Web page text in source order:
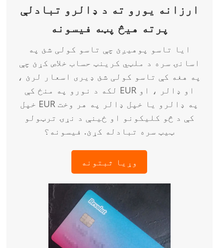
ارزانه یورو ته د ډالرو تبادلې
پرته هیڅ پټه فیسونه
ایا تاسو پوهیږئ چې تاسو کولی شئ په
اسانۍ سره د ملټي کرینټ حساب خلاص کړئ چې
په هغه کې تاسو کولی شئ ډیری اسعار لرئ ،
لکه د نورو په منځ کې EUR او ډالر ، او
خپل EUR په ډالرو یا خپل ډالر په هر وخت
کې د څو کلیکونو او ځینې د نړۍ ترټولو
ټیټ سره تبادله کړئ. فیسونه؟
وړیا ثبتونه